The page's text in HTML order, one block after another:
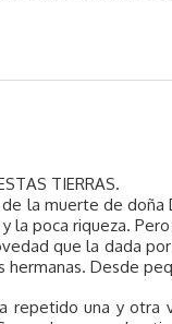
TIERRAS.
la muerte de doña
la poca riqueza.
que la dada
Desde
repetido una y otra